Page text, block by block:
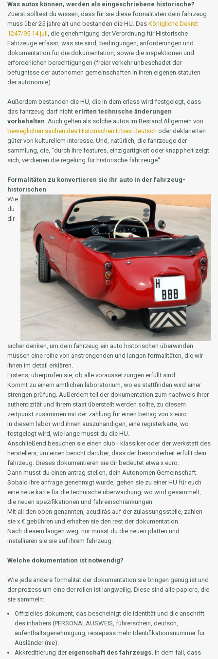
Was autos können, werden als eingeschriebene historische?
Zuerst solltest du wissen, dass für sie diese formalitäten dein fahrzeug
muss über 25 jahre alt und bestanden die HU. Das Königliche Dekret
1247/95 14 juli, die genehmigung der Verordnung für Historische
Fahrzeuge erfasst, was sie sind, bedingungen, anforderungen und
dokumentation für die dokumentation, sowie die inspektionen und
erforderlichen berechtigungen (freier verkehr unbeschadet der
befugnisse der autonomen gemeinschaften in ihren eigenen statuten
der autonomie).
Außerdem bestanden die HU, die in dem erlass wird festgelegt, dass
das fahrzeug darf nicht erlitten technische änderungen
vorbehalten. Auch gelten als solche autos im Bestand Allgemein von
beweglichen sachen des Historischen Erbes Deutsch oder deklarierten
güter von kulturellem interesse. Und, natürlich, die fahrzeuge der
sammlung, die, "durch ihre features, einzigartigkeit oder knappheit zeigt
sich, verdienen die regelung für historische fahrzeuge".
Formalitäten zu konvertieren sie ihr auto in der fahrzeug-
historischen
Wie
du
dir
sicher denken, um dein fahrzeug ein auto historischen überwinden
müssen eine reihe von anstrengenden und langen formalitäten, die wir
ihnen im detail erklären.
Erstens, überprüfen sie, ob alle voraussetzungen erfüllt sind.
Kommt zu einem amtlichen laboratorium, wo es stattfinden wird einer
strengen prüfung. Außerdem teil der dokumentation zum nachweis ihrer
authentizität und ihrem staat überstellt werden sollte, zu diesem
zeitpunkt zusammen mit der zahlung für einen betrag von x euro.
In diesem labor wird ihnen auszuhändigen, eine registerkarte, wo
festgelegt wird, wie lange musst du die HU.
Anschließend besuchen sie einen club - klassiker oder der werkstatt des
herstellers, um einen bericht darüber, dass der besonderheit erfüllt dein
fahrzeug. Dieses dokumentieren sie dir bedeutet etwa x euro.
Dann musst du einen antrag stellen, dein Autonomen Gemeinschaft.
Sobald ihre anfrage genehmigt wurde, gehen sie zu einer HU für euch
eine neue karte für die technische überwachung, wo wird gesammelt,
die neuen spezifikationen und fahreinschränkungen.
Mit all den oben genannten, acudirás auf der zulassungsstelle, zahlen
sie x € gebühren und erhalten sie den rest der dokumentation.
Nach diesem langen weg, nur musst du die neuen platten und
installieren sie sie auf ihrem fahrzeug.
Welche dokumentation ist notwendig?
Wie jede andere formalität der dokumentation sie bringen genug ist und
der prozess um eine der rollen ist langweilig. Diese sind alle papiere, die
sie sammeln:
Offizielles dokument, das bescheinigt die identität und die anschrift
des inhabers (PERSONALAUSWEIS, führerschein, deutsch,
aufenthaltsgenehmigung, reisepass mehr Identifikationsnummer für
Ausländer (nie).
Akkreditierung der eigenschaft des fahrzeugs. In dem fall, dass